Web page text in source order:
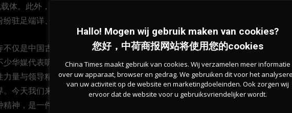
体。此外，寺内珍藏的明代《蚕桑十二事图碑》、唐代《心经》刻石等
驻足端详、争相拍摄。
仅是中国古代建筑与石刻艺术的珍贵遗存，更是中华优秀女性文化与领
华媒代表听闻广元为纪念武则天专门设立了“女儿节”，每年农历八月二
量与领导精神，更对此举深感钦佩。“武则天作为中国历史上唯一的女
今天我们来到她的祀庙，亲历其境，更感到这种女性领导力文化的深厚
神，是一件很鼓舞人心的事情。”来自埃及《中国周报》的女记者感慨
Hallo! Mogen wij gebruik maken van cookies?
您好，中荷商报网站将使用您的cookies
China Times maakt gebruik van cookies. Wij verzamelen meer informatie
over uw apparaat, browser en gedrag. We gebruiken dit voor het
van uw activiteit op de website en marketingdoeleinden. Ook zorgen wij
ervoor dat de website voor u gebruiksvriendelijker wordt.